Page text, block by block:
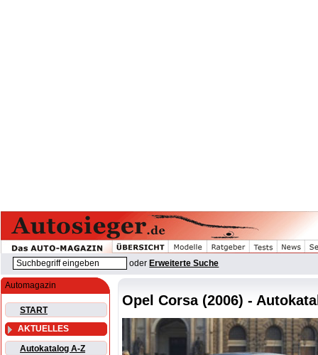
oder Erweiterte Suche
Automagazin
START
AKTUELLES
Autokatalog A-Z
Opel Corsa (2006) -